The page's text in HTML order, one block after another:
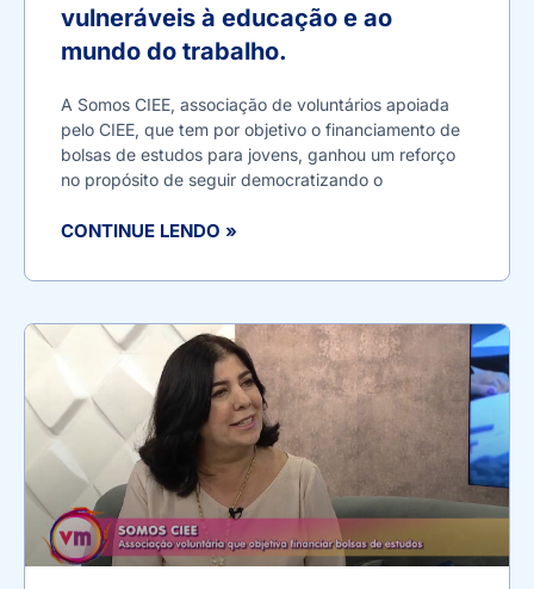
vulneráveis à educação e ao
mundo do trabalho.
A Somos CIEE, associação de voluntários apoiada
pelo CIEE, que tem por objetivo o financiamento de
bolsas de estudos para jovens, ganhou um reforço
no propósito de seguir democratizando o
CONTINUE LENDO »